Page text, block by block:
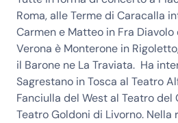
Roma, alle Terme di Caracalla
Carmen e Matteo in Fra Diavolo
Verona è Monterone in
il Barone ne La Traviata. Ha
Sagrestano in Tosca al Teatro
Fanciulla del West al Teatro del
Teatro Goldoni di Livorno. Nella